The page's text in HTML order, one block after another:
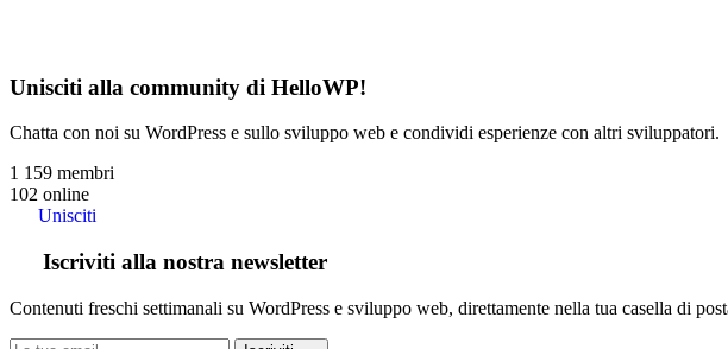
Unisciti alla community di HelloWP!
Chatta con noi su WordPress e sullo sviluppo web e condividi esperienze con altri sviluppatori.
1 159 membri
102 online
Unisciti
Iscriviti alla nostra newsletter
Contenuti freschi settimanali su WordPress e sviluppo web, direttamente nella tua casella di